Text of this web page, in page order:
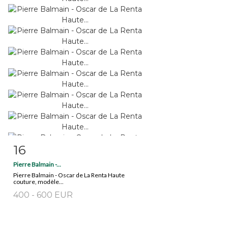
Fiche détaillée
16
Pierre Balmain -...
Pierre Balmain - Oscar de La Renta Haute
couture, modèle...
400 - 600 EUR